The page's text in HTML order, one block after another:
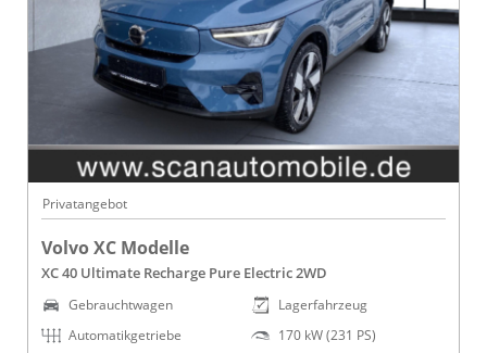
Privatangebot
Volvo XC Modelle
XC 40 Ultimate Recharge Pure Electric 2WD
Gebrauchtwagen
Automatikgetriebe
Lagerfahrzeug
170 kW (231 PS)